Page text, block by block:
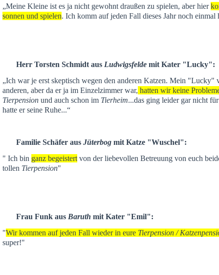
„Meine Kleine ist es ja nicht gewohnt draußen zu spielen, aber hier
sonnen und spielen. Ich komm auf jeden Fall dieses Jahr noch einmal
Herr Torsten Schmidt aus Ludwigsfelde mit Kater "Lucky":
„Ich war je erst skeptisch wegen den anderen Katzen. Mein "Lucky"
anderen, aber da er ja im Einzelzimmer war, hatten wir keine
Tierpension und auch schon im Tierheim...das ging leider gar nicht
hatte er seine Ruhe...“
Familie Schäfer aus Jüterbog mit Katze "Wuschel":
" Ich bin ganz begeistert von der liebevollen Betreuung von euch
tollen Tierpension"
Frau Funk aus Baruth mit Kater "Emil":
"Wir kommen auf jeden Fall wieder in eure Tierpension /
super!"